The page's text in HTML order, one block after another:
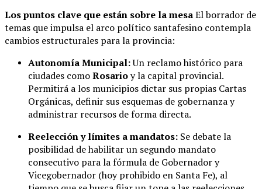
Los puntos clave que están sobre la mesaEl borrador de
temas que impulsa el arco político santafesino contempla
cambios estructurales para la provincia:
Autonomía Municipal:Un reclamo histórico para
ciudades comoRosarioy la capital provincial.
Permitirá a los municipios dictar sus propias Cartas
Orgánicas, definir sus esquemas de gobernanza y
administrar recursos de forma directa.
Reelección y límites a mandatos: Se debate la
posibilidad de habilitar un segundo mandato
consecutivo para la fórmula de Gobernador y
Vicegobernador (hoy prohibido en Santa Fe), al